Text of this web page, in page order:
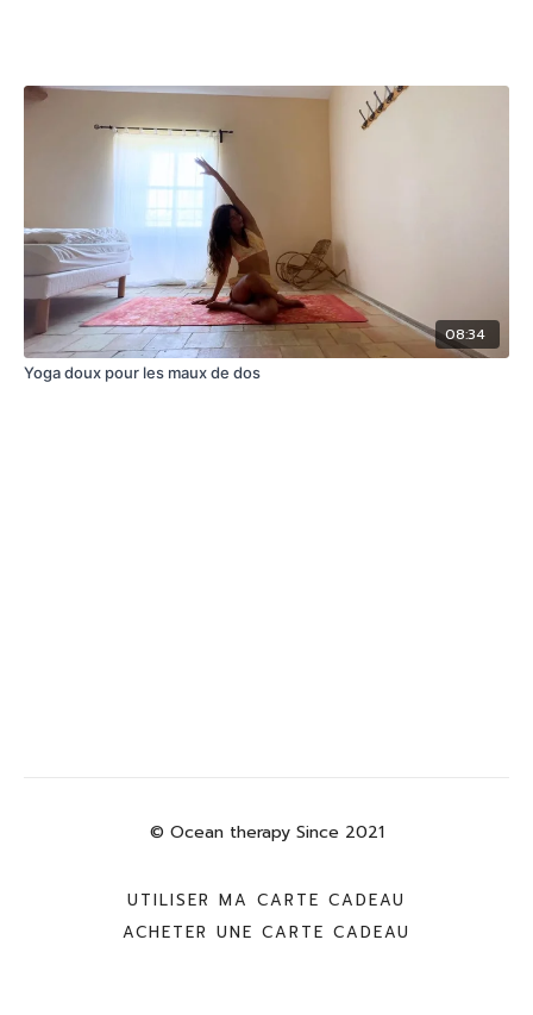
08:34
Yoga doux pour les maux de dos
© Ocean therapy Since 2021
UTILISER MA CARTE CADEAU
ACHETER UNE CARTE CADEAU